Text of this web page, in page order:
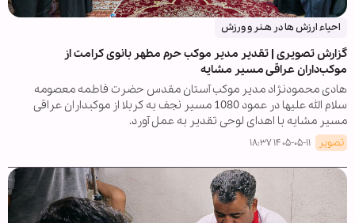
احیاء ارزش ها در هـنر و ورزش
گزارش تصویری | تقدیر مدیر موکب حرم مطهر بانوی کرامت از
موکب‌داران عراقی مسیر مشایه
هادی محمودنژاد مدیر موکب آستان مقدس حضرت فاطمه معصومه
سلام الله علیها در عمود 1080 مسیر نجف به کربلا از موکبداران عراقی
مسیر مشایه با اهدای لوحی تقدیر به عمل آورد.
تصویر ۱۴۰۵-۰۵-۱۱ ۱۸:۳۷